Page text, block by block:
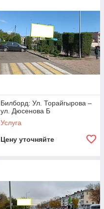
Билборд: Ул. Торайгырова –
ул. Дюсенова Б
Услуга
Цену уточняйте